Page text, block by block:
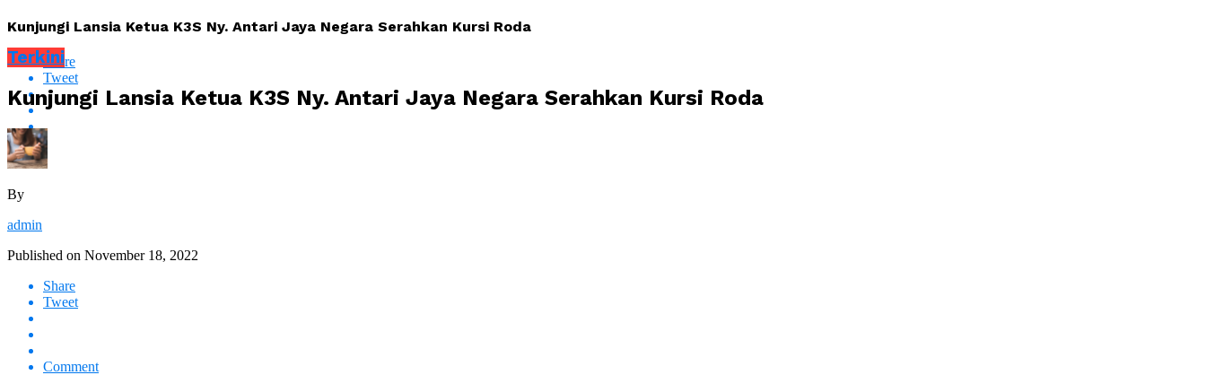
Kunjungi Lansia Ketua K3S Ny. Antari Jaya Negara Serahkan Kursi Roda
Share
Tweet
Terkini
Kunjungi Lansia Ketua K3S Ny. Antari Jaya Negara Serahkan Kursi Roda
By
admin
Published on November 18, 2022
Share
Tweet
Comment